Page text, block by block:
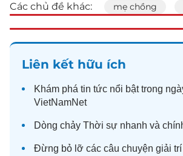
Các chủ đề khác: mẹ chồng
Liên kết hữu ích
Khám phá tin tức nổi bật trong
VietNamNet
Dòng chảy Thời sự nhanh và
Đừng bỏ lỡ các câu chuyện giải trí